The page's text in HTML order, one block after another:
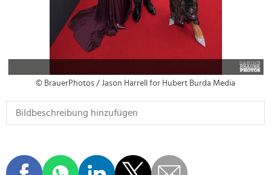
© BrauerPhotos / Jason Harrell for Hubert Burda Media